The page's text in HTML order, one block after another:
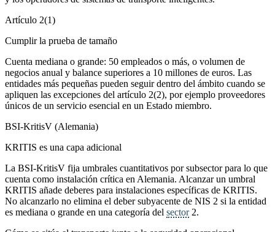
Artículo 2(1)
Cumplir la prueba de tamaño
Cuenta mediana o grande: 50 empleados o más, o volumen de
negocios anual y balance superiores a 10 millones de euros. Las
entidades más pequeñas pueden seguir dentro del ámbito cuando se
apliquen las excepciones del artículo 2(2), por ejemplo proveedores
únicos de un servicio esencial en un Estado miembro.
BSI-KritisV (Alemania)
KRITIS es una capa adicional
La BSI-KritisV fija umbrales cuantitativos por subsector para lo que
cuenta como instalación crítica en Alemania. Alcanzar un umbral
KRITIS añade deberes para instalaciones específicas de KRITIS.
No alcanzarlo no elimina el deber subyacente de NIS 2 si la entidad
es mediana o grande en una categoría del sector2.